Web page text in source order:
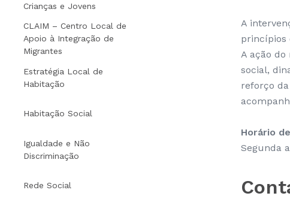
Crianças e Jovens
CLAIM – Centro Local de
Apoio à Integração de
Migrantes
Estratégia Local de
Habitação
Habitação Social
Igualdade e Não
Discriminação
Rede Social
A
princípios
A ação
social,
reforço
Horário
Segunda